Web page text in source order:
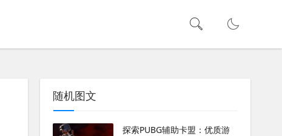
随机图文
探索PUBG辅助卡盟：优质游